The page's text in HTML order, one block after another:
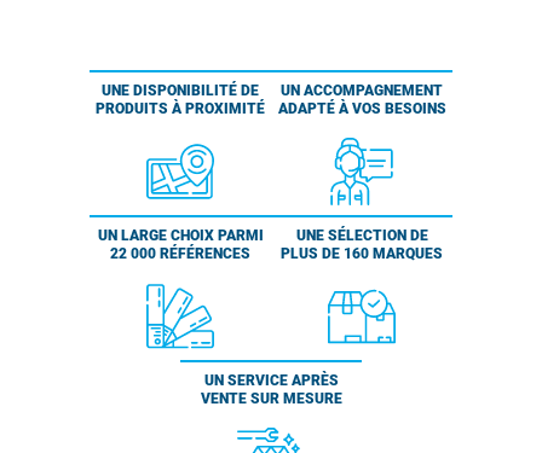
UNE DISPONIBILITÉ DE
PRODUITS À PROXIMITÉ
UN ACCOMPAGNEMENT
ADAPTÉ À VOS BESOINS
UN LARGE CHOIX PARMI
22 000 RÉFÉRENCES
UNE SÉLECTION DE
PLUS DE 160 MARQUES
UN SERVICE APRÈS
VENTE SUR MESURE